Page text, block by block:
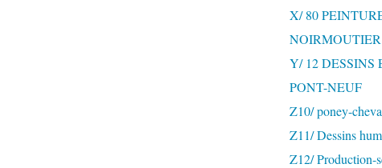
X/ 80
NOIRMOUTIER
Y/ 12
PONT-NEUF
Z10/ poney-
Z11/ Dessins
Z12/ Production-